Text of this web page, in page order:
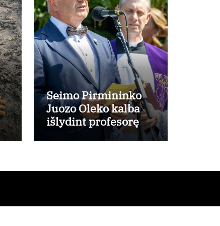
Seimo Pirmininko
Juozo Oleko kalba
išlydint profesorę
Kazimierą Danutę